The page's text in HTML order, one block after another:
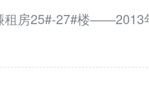
租房25#-27#楼——2013